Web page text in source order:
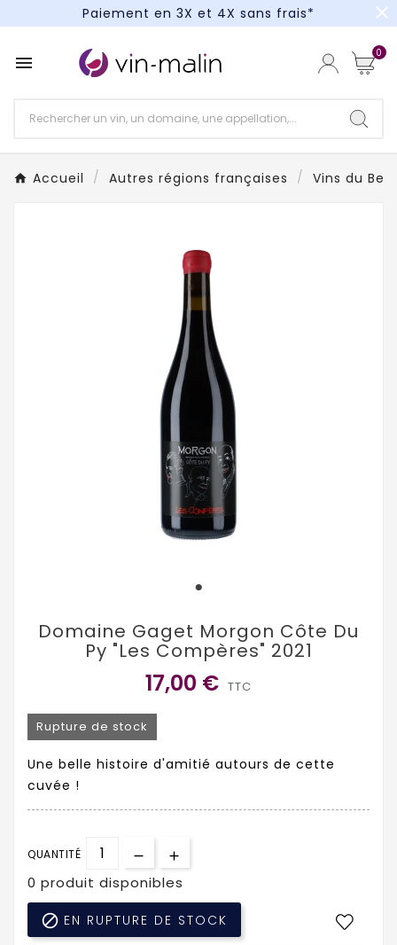
Paiement en 3X et 4X sans frais*
Paiement en 3X et 4X sans frais*
close
 0
Accueil Autres régions françaises Vins du
Domaine Gaget Morgon Côte Du
Py "Les Compères" 2021
17,00 € TTC
Rupture de stock
Une belle histoire d'amitié autours de cette
cuvée !
QUANTITÉ
0 produit disponibles
 EN RUPTURE DE STOCK